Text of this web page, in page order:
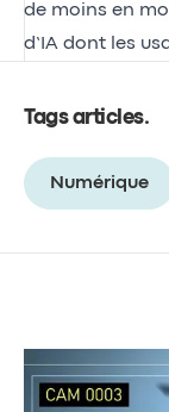
de moins en
d’IA dont les
Tags articles.
Numérique